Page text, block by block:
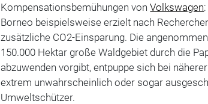
Kompensationsbemühungen vonVolkswagen
Borneo beispielsweise erzielt nach
zusätzliche CO2-Einsparung. Die
150.000 Hektar große Waldgebiet durch die
abzuwenden vorgibt, entpuppe sich bei
extrem unwahrscheinlich oder sogar
Umweltschützer.